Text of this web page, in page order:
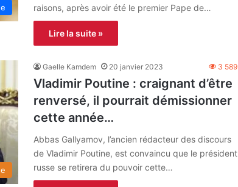
raisons, après avoir été le premier Pape de…
Lire la suite »
Gaelle Kamdem 20 janvier 2023 3 589
Vladimir Poutine : craignant d’être
renversé, il pourrait démissionner
cette année…
Abbas Gallyamov, l’ancien rédacteur des discours
de Vladimir Poutine, est convaincu que le président
russe se retirera du pouvoir cette…